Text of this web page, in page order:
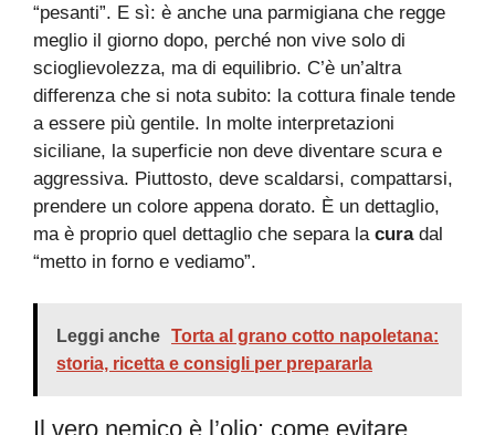
“pesanti”. E sì: è anche una parmigiana che regge
meglio il giorno dopo, perché non vive solo di
scioglievolezza, ma di equilibrio. C’è un’altra
differenza che si nota subito: la cottura finale tende
a essere più gentile. In molte interpretazioni
siciliane, la superficie non deve diventare scura e
aggressiva. Piuttosto, deve scaldarsi, compattarsi,
prendere un colore appena dorato. È un dettaglio,
ma è proprio quel dettaglio che separa la curadal
“metto in forno e vediamo”.
Leggi anche Torta al grano cotto napoletana:
storia, ricetta e consigli per prepararla
Il vero nemico è l’olio: come evitare